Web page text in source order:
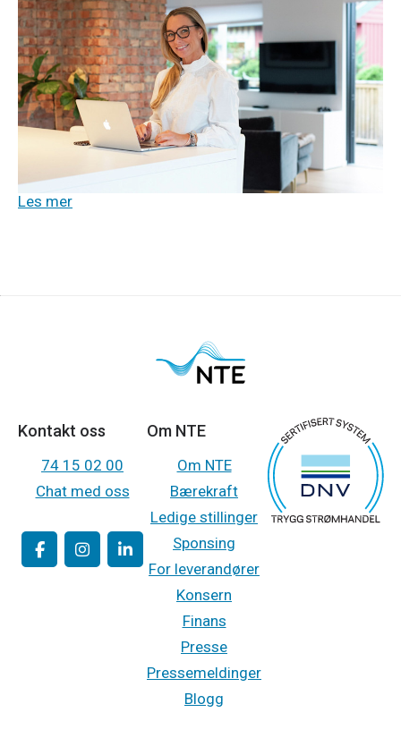
Pass på at du får det beste nettet
hjemme!
Er du avhengig av topp hjemmenett? Da må du tenke
på hva slags løsning du velger! Vi hjelper deg med å
se forskjellen på fiberbredbånd, 5G, hybridfiber og
Les mer
Kontakt oss
74 15 02 00
Chat med oss
Om NTE
Om NTE
Bærekraft
Ledige stillinger
Sponsing
For leverandører
Konsern
Finans
Presse
Pressemeldinger
Blogg